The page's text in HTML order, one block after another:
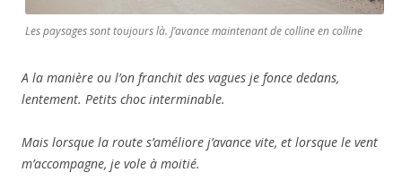
Les paysages sont toujours là. J’avance maintenant de colline en colline
A la manière ou l’on franchit des vagues je fonce dedans,
lentement. Petits choc interminable.
Mais lorsque la route s’améliore j’avance vite, et lorsque le vent
m’accompagne, je vole à moitié.